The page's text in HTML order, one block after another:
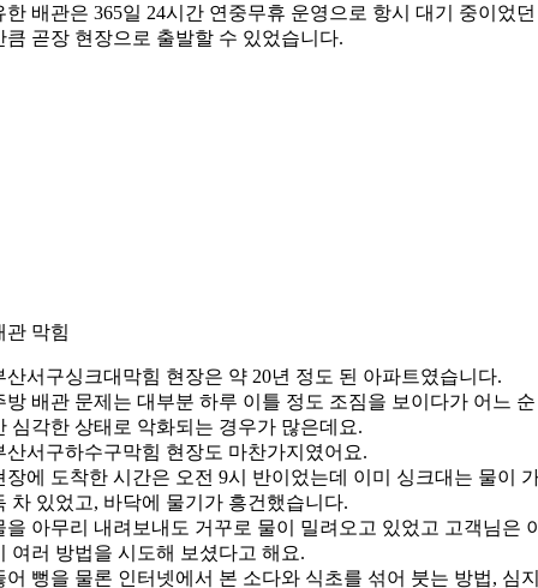
한 배관은 365일 24시간 연중무휴 운영으로 항시 대기 중이었던
큼 곧장 현장으로 출발할 수 있었습니다.
관 막힘
산서구싱크대막힘 현장은 약 20년 정도 된 아파트였습니다.
방 배관 문제는 대부분 하루 이틀 정도 조짐을 보이다가 어느 순
심각한 상태로 악화되는 경우가 많은데요.
산서구하수구막힘 현장도 마찬가지였어요.
장에 도착한 시간은 오전 9시 반이었는데 이미 싱크대는 물이
차 있었고, 바닥에 물기가 흥건했습니다.
을 아무리 내려보내도 거꾸로 물이 밀려오고 있었고 고객님은
여러 방법을 시도해 보셨다고 해요.
어 뻥을 물론 인터넷에서 본 소다와 식초를 섞어 붓는 방법, 심